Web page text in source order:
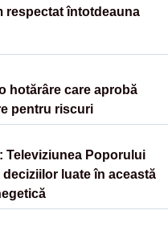
respectat întotdeauna
hotărâre care aprobă
pentru riscuri
Televiziunea Poporului
luate în această